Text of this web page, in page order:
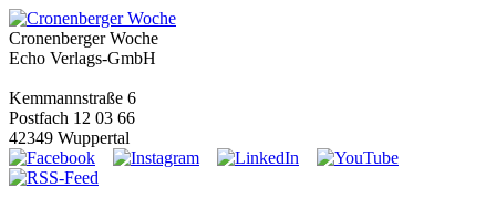
Cronenberger Woche
Echo Verlags-GmbH
Kemmannstraße 6
Postfach 12 03 66
42349 Wuppertal